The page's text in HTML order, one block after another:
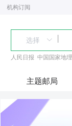
机构订阅
人民日报 中国国家地理
主题邮局